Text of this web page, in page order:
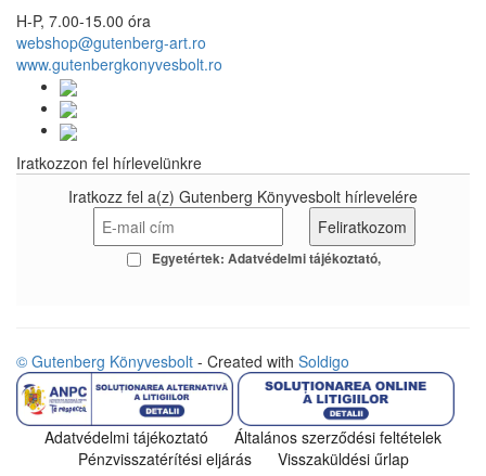
H-P, 7.00-15.00 óra
webshop@gutenberg-art.ro
www.gutenbergkonyvesbolt.ro
Iratkozzon fel hírlevelünkre
Iratkozz fel a(z) Gutenberg Könyvesbolt hírlevelére
Egyetértek: Adatvédelmi tájékoztató
© Gutenberg Könyvesbolt - Created with Soldigo
Adatvédelmi tájékoztató
Általános szerződési feltételek
Pénzvisszatérítési eljárás
Visszaküldési űrlap